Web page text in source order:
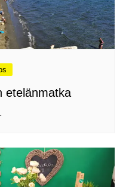
etelänmatka